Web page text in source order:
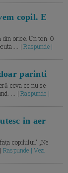
copil. E
orice. Un ton. O
|Raspunde |
parinti
ceva ce nu se
... |Raspunde |
in aer
copilului.” „Ne
Raspunde | Vezi